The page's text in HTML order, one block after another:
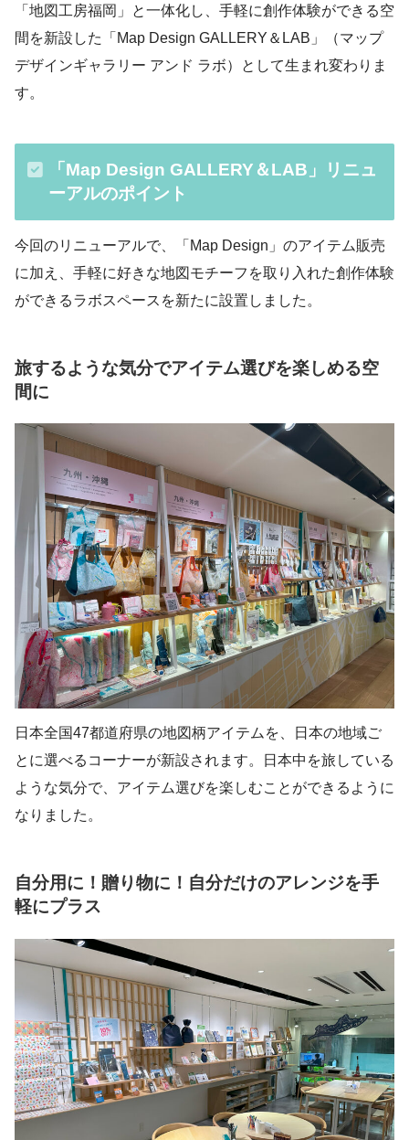
「地図工房福岡」と一体化し、手軽に創作体験ができる空
間を新設した「Map Design GALLERY＆LAB」（マップ
デザインギャラリー アンド ラボ）として生まれ変わりま
す。
「Map Design GALLERY＆LAB」リニュ
ーアルのポイント
今回のリニューアルで、「Map Design」のアイテム販売
に加え、手軽に好きな地図モチーフを取り入れた創作体験
ができるラボスペースを新たに設置しました。
旅するような気分でアイテム選びを楽しめる空
間に
日本全国47都道府県の地図柄アイテムを、日本の地域ご
とに選べるコーナーが新設されます。日本中を旅している
ような気分で、アイテム選びを楽しむことができるように
なりました。
自分用に！贈り物に！自分だけのアレンジを手
軽にプラス